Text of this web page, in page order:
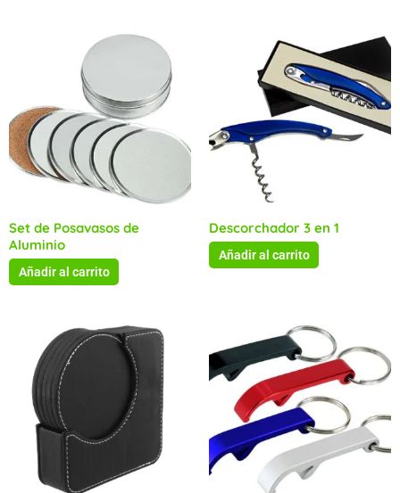
Set de Posavasos de
Aluminio
Añadir al carrito
Descorchador 3 en 1
Añadir al carrito